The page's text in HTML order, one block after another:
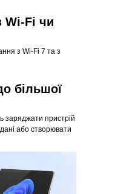
Wi-Fi чи
з Wi-Fi 7 та з
більшої
заряджати пристрій
або створювати